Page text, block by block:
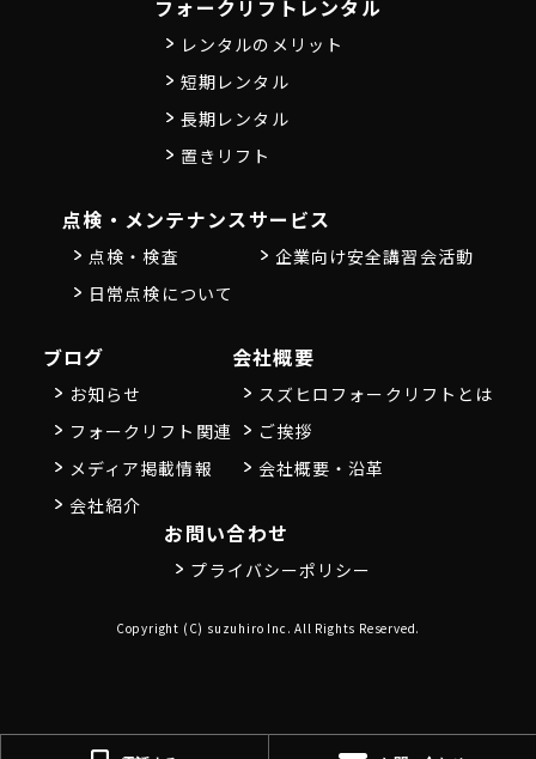
フォークリフトレンタル
レンタルのメリット
短期レンタル
長期レンタル
置きリフト
点検・メンテナンス
点検・検査
日常点検について
サービス
企業向け安全講習会活動
ブログ
お知らせ
フォークリフト関連
メディア掲載情報
会社紹介
会社概要
スズヒロフォークリフトとは
ご挨拶
会社概要・沿革
お問い合わせ
プライバシーポリシー
Copyright (C) suzuhiro Inc. All Rights Reserved.